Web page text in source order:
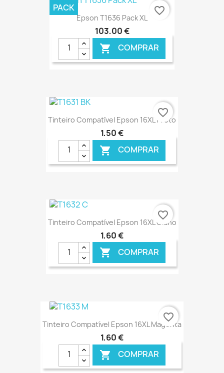
€ ONLINE
Epson T1636 Pack XL
103,00 €
 COMPRAR
€ ONLINE
PACK favorite_border
Tinteiro Compatível Epson 16XL Preto
1,50 €
 COMPRAR
€ ONLINE
favorite_border
Tinteiro Compatível Epson 16XL Ciano
1,60 €
 COMPRAR
€ ONLINE
favorite_border
Tinteiro Compatível Epson 16XL Magenta
1,60 €
 COMPRAR
favorite_border